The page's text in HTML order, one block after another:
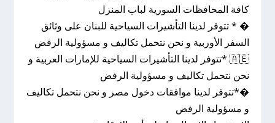
كافة المحافظات السورية لباب المنزل
� * تتوفر لدينا التأشيرات السياحية للبنان على وثائق
السفر الأوربية و نحن نتحمل تكاليف و مسؤولية الرفض
🇦🇪 *تتوفر لدينا التأشيرات السياحية للإمارات العربية و
نحن نتحمل تكاليف و مسؤولية الرفض
�*تتوفر لدينا موافقات دخول مصر و نحن نتحمل تكاليف
و مسؤولية الرفض